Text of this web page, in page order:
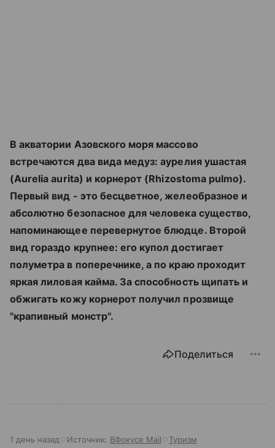
В акватории Азовского моря массово
встречаются два вида медуз: аурелия ушастая
(Aurelia aurita) и корнерот (Rhizostoma pulmo).
Первый вид - это бесцветное, желеобразное и
абсолютно безопасное для человека существо,
напоминающее перевернутое блюдце. Второй
вид гораздо крупнее: его купол достигает
полуметра в поперечнике, а по краю проходит
яркая лиловая кайма. За способность щипать и
обжигать кожу корнерот получил прозвище
"крапивный монстр".
Поделиться
1 день назад Источник: ВФокусе Mail Туризм